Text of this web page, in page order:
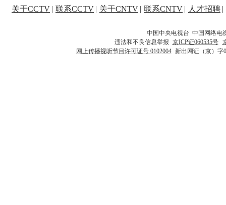
关于CCTV | 联系CCTV | 关于CNTV | 联系CNTV | 人才招聘 |
中国中央电视台 中国网络电
违法和不良信息举报 京ICP证060535号
网上传播视听节目许可证号 0102004 新出网证（京）